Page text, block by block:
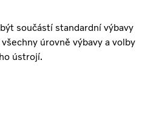
součástí standardní výbavy
úrovně výbavy a volby
ústrojí.